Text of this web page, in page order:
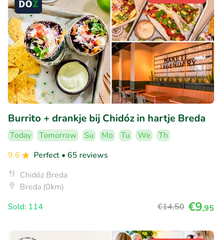
Burrito + drankje bij Chidóz in hartje Breda
Today Tomorrow Su Mo Tu We
Th
9.6
Perfect • 65 reviews
Chidóz Breda
Breda (0km)
Sold: 114
€14,50 €9,95